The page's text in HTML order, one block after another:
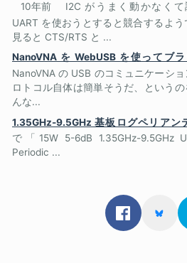
10年前
I2C がうまく動かなく
UART を使おうとすると競合するよ
見ると CTS/RTS と ...
NanoVNA を WebUSB を使ってブ
NanoVNA の USB のコミュニケーシ
ロトコル自体は簡単そうだ、という
んな...
1.35GHz-9.5GHz 基板ログペリアン
で「15W 5-6dB 1.35GHz-9.5GHz
Periodic ...